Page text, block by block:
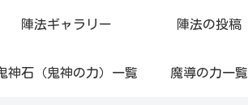
陣法ギャラリー 陣法の投稿
神石（鬼神の力）一覧 魔導の力一覧